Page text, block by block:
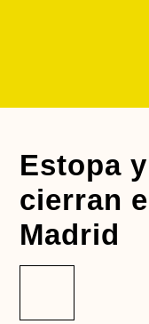
Estopa
cierran
Madrid